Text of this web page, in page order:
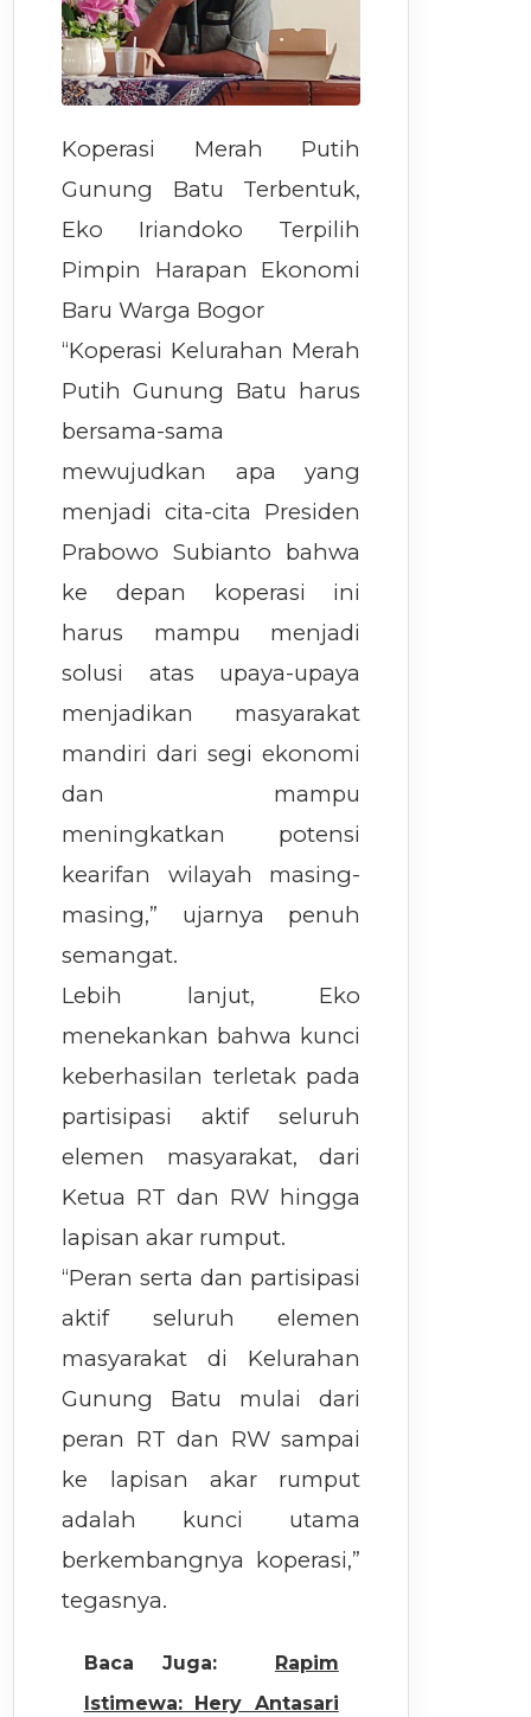
Koperasi Merah Putih
Gunung Batu Terbentuk,
Eko Iriandoko Terpilih
Pimpin Harapan Ekonomi
Baru Warga Bogor
“Koperasi Kelurahan Merah
Putih Gunung Batu harus
bersama-sama
mewujudkan apa yang
menjadi cita-cita Presiden
Prabowo Subianto bahwa
ke depan koperasi ini
harus mampu menjadi
solusi atas upaya-upaya
menjadikan masyarakat
mandiri dari segi ekonomi
dan mampu
meningkatkan potensi
kearifan wilayah masing-
masing,” ujarnya penuh
semangat.
Lebih lanjut, Eko
menekankan bahwa kunci
keberhasilan terletak pada
partisipasi aktif seluruh
elemen masyarakat, dari
Ketua RT dan RW hingga
lapisan akar rumput.
“Peran serta dan partisipasi
aktif seluruh elemen
masyarakat di Kelurahan
Gunung Batu mulai dari
peran RT dan RW sampai
ke lapisan akar rumput
adalah kunci utama
berkembangnya koperasi,”
tegasnya.
Baca Juga:
Rapim
Istimewa: Hery Antasari